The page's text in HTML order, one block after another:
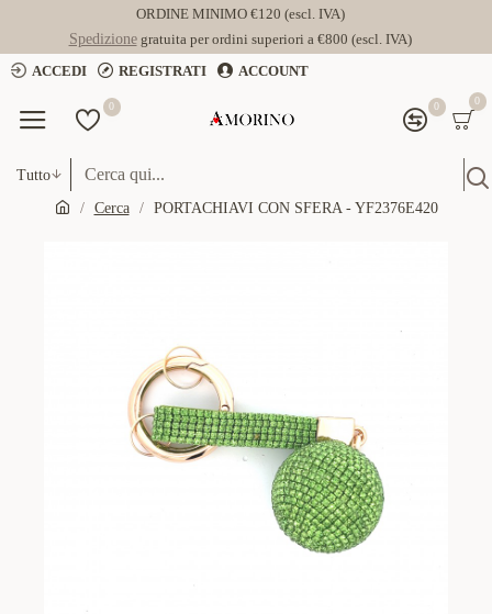
ORDINE MINIMO €120 (escl. IVA)
Spedizionegratuita per ordini superiori a €800 (escl. IVA)
ACCEDI
REGISTRATI ACCOUNT
0 0 0
Tutto
Cerca PORTACHIAVI CON SFERA - YF2376E420